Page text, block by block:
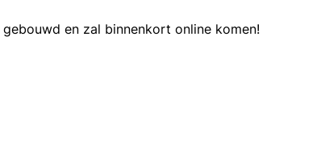
en zal binnenkort online komen!